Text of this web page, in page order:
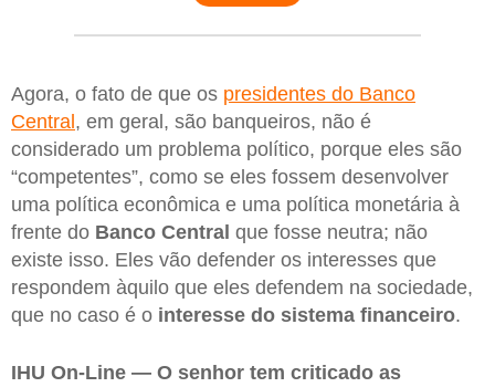
Agora, o fato de que os presidentes do Banco
Central , em geral, são banqueiros, não é
considerado um problema político, porque eles são
“competentes”, como se eles fossem desenvolver
uma política econômica e uma política monetária à
frente do Banco Central que fosse neutra; não
existe isso. Eles vão defender os interesses que
respondem àquilo que eles defendem na sociedade,
que no caso é o interesse do sistema financeiro.
IHU On-Line — O senhor tem criticado as